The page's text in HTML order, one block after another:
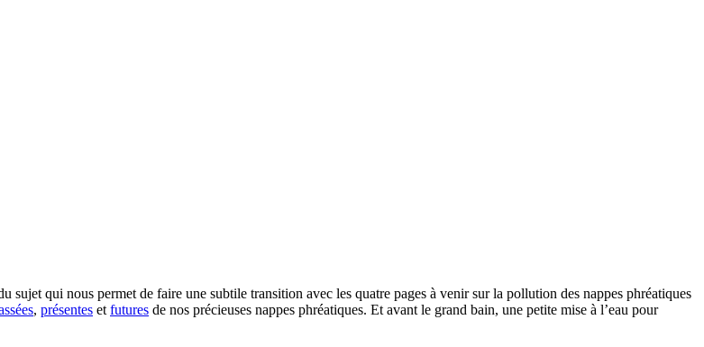
sujet qui nous permet de faire une subtile transition avec les quatre pages à venir sur la pollution des nappes phréatiques
, présentes et futures de nos précieuses nappes phréatiques. Et avant le grand bain, une petite mise à l’eau pour